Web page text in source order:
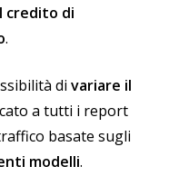
credito di
.
di variare il
a tutti i report
basate sugli
modelli.